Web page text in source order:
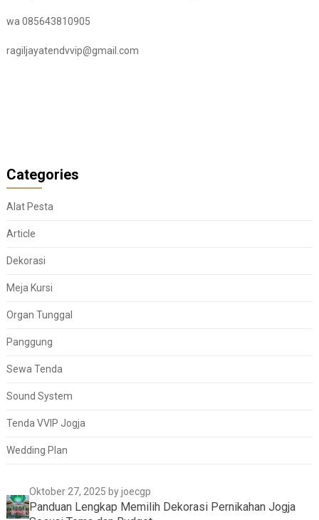
wa 085643810905
ragiljayatendvvip@gmail.com
Categories
Alat Pesta
Article
Dekorasi
Meja Kursi
Organ Tunggal
Panggung
Sewa Tenda
Sound System
Tenda VVIP Jogja
Wedding Plan
Oktober 27, 2025 by joecgp
Panduan Lengkap Memilih Dekorasi Pernikahan Jogja